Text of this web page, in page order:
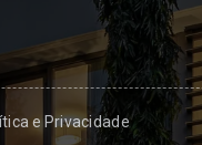
e Privacidade